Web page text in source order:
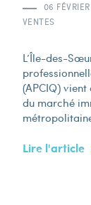
06
VENTES
L’Île-des-
(APCIQ)
du marché
Lire l'article